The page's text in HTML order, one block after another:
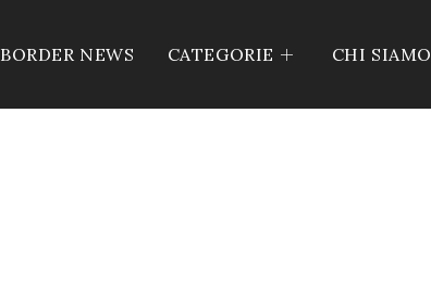
BORDER NEWS CATEGORIE CHI SIAMO